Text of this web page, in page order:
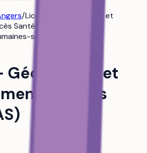
/Licence - Géographie et
Santé (LAS)
sociales
Géographie et
- Accès